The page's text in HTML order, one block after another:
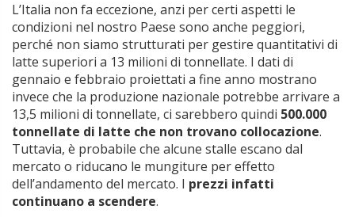
L’Italia non fa eccezione, anzi per certi aspetti le
condizioni nel nostro Paese sono anche peggiori,
perché non siamo strutturati per gestire quantitativi di
latte superiori a 13 milioni di tonnellate. I dati di
gennaio e febbraio proiettati a fine anno mostrano
invece che la produzione nazionale potrebbe arrivare a
13,5 milioni di tonnellate, ci sarebbero quindi 500.000
tonnellate di latte che non trovano collocazione.
Tuttavia, è probabile che alcune stalle escano dal
mercato o riducano le mungiture per effetto
dell’andamento del mercato. I prezzi infatti
continuano a scendere.